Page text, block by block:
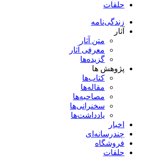
حلقات
زندگی‌نامه
آثار
متن آثار
معرفی آثار
گزیده‌ها
پژوهش ها
کتاب‌ها
مقاله‌ها
مصاحبه‌ها
سخنرانی‌ها
یادداشت‌ها
اخبار
چندرسانه‌ای
فروشگاه
حلقات